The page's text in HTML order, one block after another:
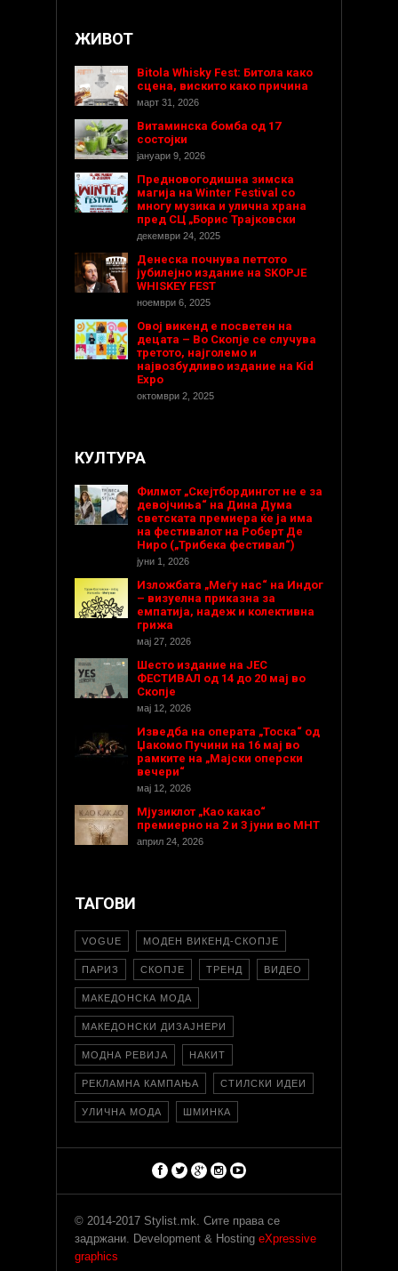
ЖИВОТ
Bitola Whisky Fest: Битола како
сцена, вискито како причина
март 31, 2026
Витаминска бомба од 17
состојки
јануари 9, 2026
Предновогодишнa зимска
магија на Winter Festival со
многу музика и улична храна
пред СЦ „Борис Трајковски
декември 24, 2025
Денеска почнува петтото
јубилејно издание на SKOPJE
WHISKEY FEST
ноември 6, 2025
Овој викенд е посветен на
децата – Во Скопје се случува
третото, најголемо и
највозбудливо издание на Kid
Expo
октомври 2, 2025
КУЛТУРА
Филмот „Скејтбордингот не е за
девојчиња“ на Дина Дума
светската премиера ќе ја има
на фестивалот на Роберт Де
Ниро („Трибека фестивал“)
јуни 1, 2026
Изложбата „Меѓу нас“ на Индог
– визуелна приказна за
емпатија, надеж и колективна
грижа
мај 27, 2026
Шесто издание на ЈЕС
ФЕСТИВАЛ од 14 до 20 мај во
Скопје
мај 12, 2026
Изведба на операта „Тоска“ од
Џакомо Пучини на 16 мај во
рамките на „Мајски оперски
вечери“
мај 12, 2026
Мјузиклот „Као какао“
премиерно на 2 и 3 јуни во МНТ
април 24, 2026
ТАГОВИ
VOGUE МОДЕН ВИКЕНД-СКОПЈЕ
ПАРИЗ СКОПЈЕ ТРЕНД ВИДЕО
МАКЕДОНСКА МОДА
МАКЕДОНСКИ ДИЗАЈНЕРИ
МОДНА РЕВИЈА НАКИТ
РЕКЛАМНА КАМПАЊА СТИЛСКИ ИДЕИ
УЛИЧНА МОДА ШМИНКА
© 2014-2017 Stylist.mk. Сите права се
задржани. Development & Hosting eXpressive
graphics